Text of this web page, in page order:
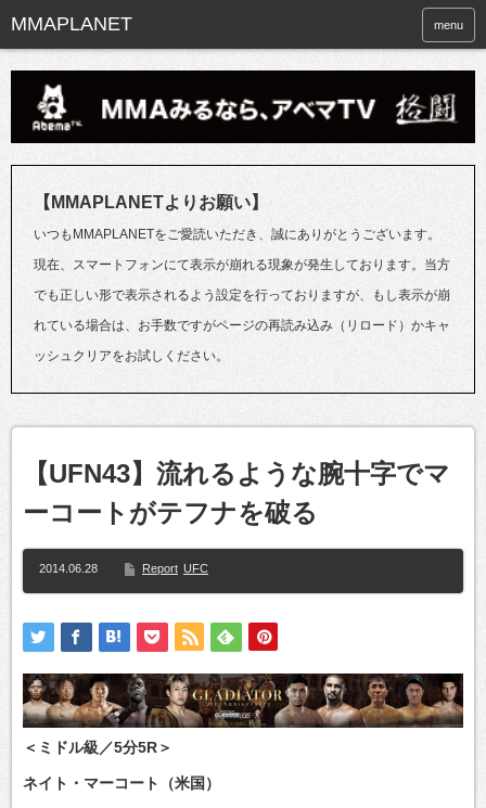
menu
【MMAPLANETよりお願い】
いつもMMAPLANETをご愛読いただき、誠にありがとうございます。
現在、スマートフォンにて表示が崩れる現象が発生しております。当方
でも正しい形で表示されるよう設定を行っておりますが、もし表示が崩
れている場合は、お手数ですがページの再読み込み（リロード）かキャ
ッシュクリアをお試しください。
【UFN43】流れるような腕十字でマ
ーコートがテフナを破る
2014.06.28 Report UFC
＜ミドル級／5分5R＞
ネイト・マーコート（米国）